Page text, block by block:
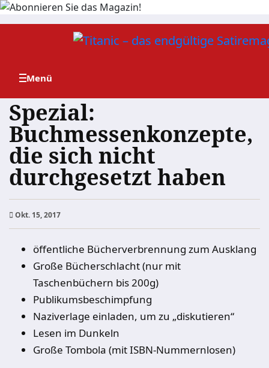
Zum
Spezial:
Buchmessenkonzepte,
die sich nicht
durchgesetzt haben
Okt. 15, 2017
öffentliche Bücherverbrennung zum Ausklang
Große Bücherschlacht (nur mit
Taschenbüchern bis 200g)
Publikumsbeschimpfung
Naziverlage einladen, um zu „diskutieren“
Lesen im Dunkeln
Große Tombola (mit ISBN-Nummernlosen)